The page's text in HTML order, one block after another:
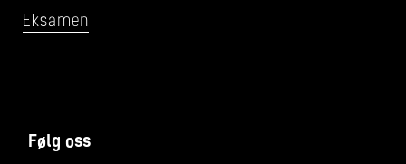
Eksamen
Følg oss